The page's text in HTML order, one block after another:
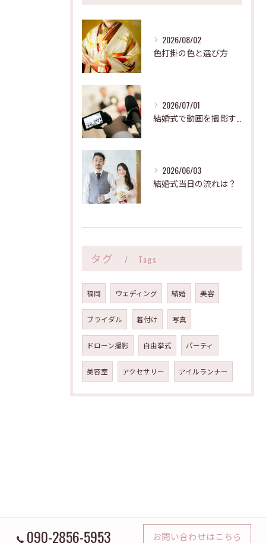
2026/08/02
色打掛の色と選び方
2026/07/01
2026/06/03
結婚式当日の流れは？
タグ Tags
福岡 ウェディング 結婚 美容
ブライダル 着付け 写真
ドローン撮影 自由挙式 パーティ
美容室 アクセサリー アイルランナー
090-2856-5953 お問い合わせはこちら